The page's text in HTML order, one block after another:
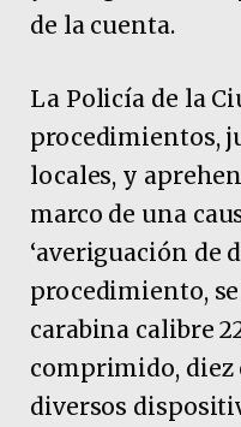
de la cuenta.
La Policía de la
procedimientos,
locales, y
marco de una
‘averiguación de
procedimiento,
carabina calibre
comprimido,
diversos